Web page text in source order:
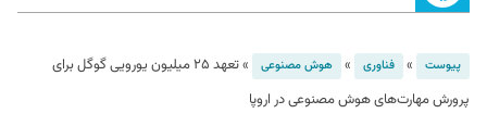
پیوست » فناوری » هوش مصنوعی »
تعهد ۲۵ میلیون یورویی گوگل برای
پرورش مهارت‌های هوش مصنوعی در اروپا